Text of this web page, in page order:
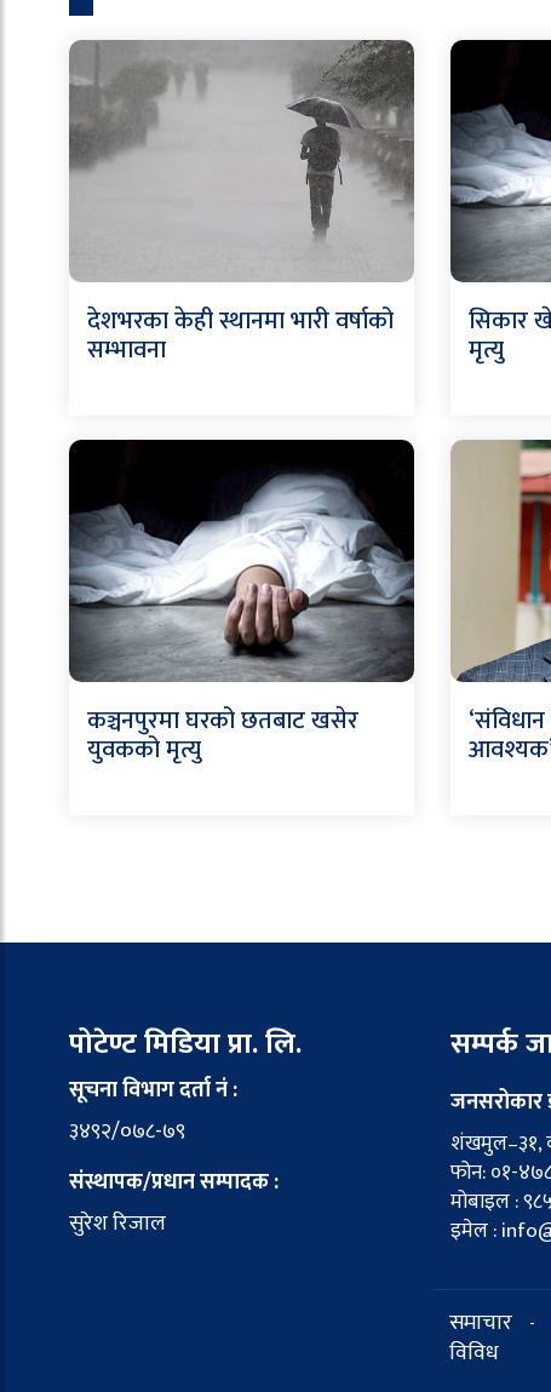
देशभरका केही स्थानमा भारी वर्षाको
सम्भावना
सिकार
मृत्यु
कञ्चनपुरमा घरको छतबाट खसेर
युवकको मृत्यु
पोटेण्ट मिडिया प्रा. लि.
सूचना विभाग दर्ता नं :
३४९२/०७८-७९
संस्थापक/प्रधान सम्पादक :
सुरेश रिजाल
सम्पर्क
शंखमुल–३१,
फोन: ०१-
मोबाइल :
इमेल :
समाचार -
विविध